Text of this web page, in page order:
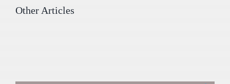
Other Articles